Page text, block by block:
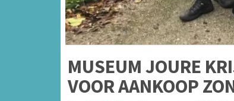
MUSEUM JOURE
VOOR AANKOOP